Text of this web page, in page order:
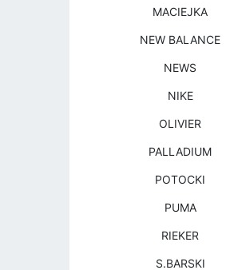
MACIEJKA
NEW BALANCE
NEWS
NIKE
OLIVIER
PALLADIUM
POTOCKI
PUMA
RIEKER
S.BARSKI